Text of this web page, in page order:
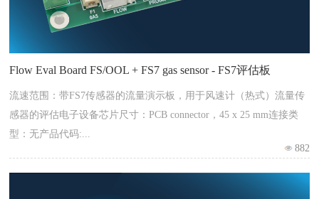
Flow Eval Board FS/OOL + FS7 gas sensor - FS7评估板
流速范围：带FS7传感器的流量演示板，用于风速计（热式）流量传
感器的评估电子设备芯片尺寸：PCB connector，45 x 25 mm连接类
型：无产品代码:...
882